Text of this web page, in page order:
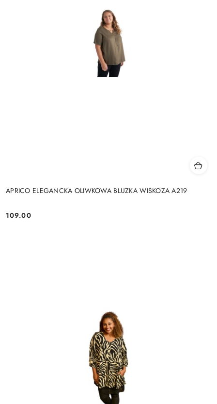
APRICO ELEGANCKA OLIWKOWA BLUZKA WISKOZA A219
Cena:
109.00